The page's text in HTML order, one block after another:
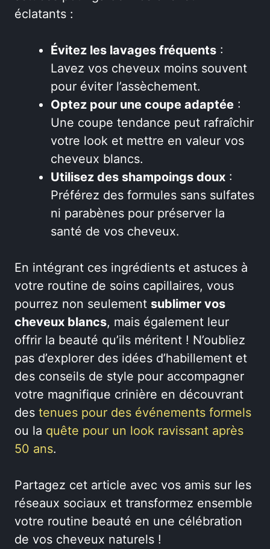
éclatants :
Évitez les lavages fréquents :
Lavez vos cheveux moins souvent
pour éviter l’assèchement.
Optez pour une coupe adaptée :
Une coupe tendance peut rafraîchir
votre look et mettre en valeur vos
cheveux blancs.
Utilisez des shampoings doux :
Préférez des formules sans sulfates
ni parabènes pour préserver la
santé de vos cheveux.
En intégrant ces ingrédients et astuces à
votre routine de soins capillaires, vous
pourrez non seulement sublimer vos
cheveux blancs, mais également leur
offrir la beauté qu’ils méritent ! N’oubliez
pas d’explorer des idées d’habillement et
des conseils de style pour accompagner
votre magnifique crinière en découvrant
des tenues pour des événements formels
ou la quête pour un look ravissant après
50 ans.
Partagez cet article avec vos amis sur les
réseaux sociaux et transformez ensemble
votre routine beauté en une célébration
de vos cheveux naturels !